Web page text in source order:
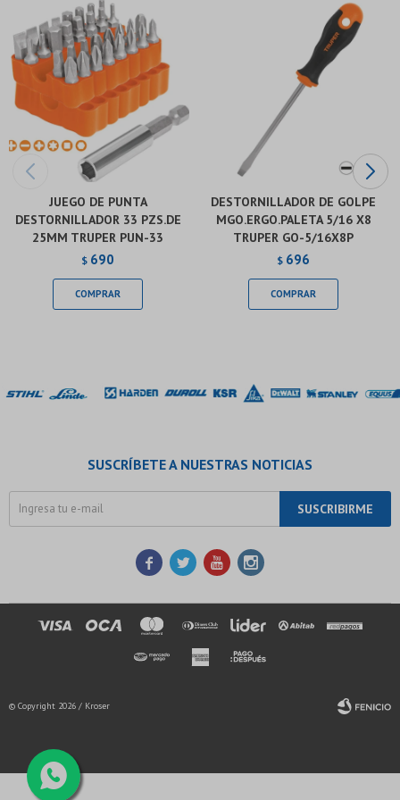
JUEGO DE PUNTA
DESTORNILLADOR 33 PZS.DE
25MM TRUPER PUN-33
$ 690
DESTORNILLADOR DE GOLPE
MGO.ERGO.PALETA 5/16 X8
TRUPER GO-5/16X8P
$ 696
SUSCRÍBETE A NUESTRAS NOTICIAS
SUSCRIBIRME
   
© Copyright 2026 / Kroser